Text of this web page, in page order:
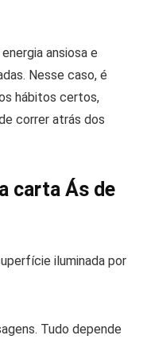
ansiosa e
Nesse caso, é
hábitos certos,
correr atrás dos
carta Ás de
Tudo depende